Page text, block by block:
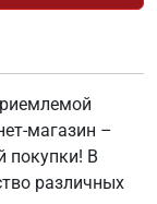
магазин –
покупки! В
различных